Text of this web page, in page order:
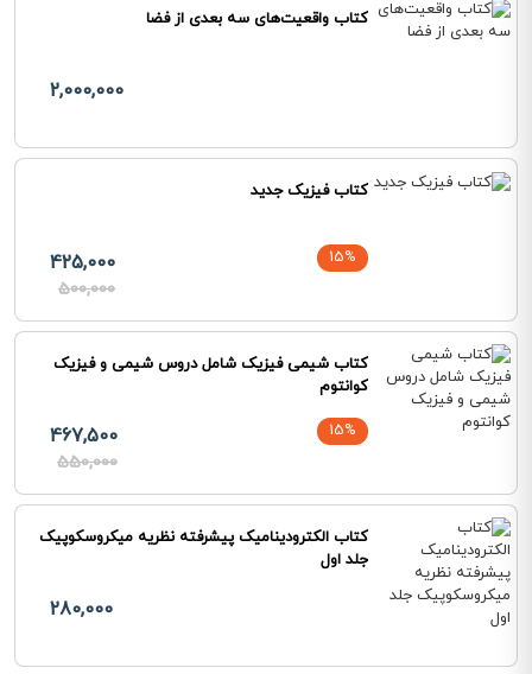
کتاب واقعیت‌های سه بعدی از فضا
2,000,000
کتاب فیزیک جدید
15%
425,000
500,000
کتاب شیمی فیزیک شامل دروس شیمی و فیزیک
کوانتوم
15%
467,500
550,000
کتاب الکترودینامیک پیشرفته نظریه میکروسکوپیک
جلد اول
280,000